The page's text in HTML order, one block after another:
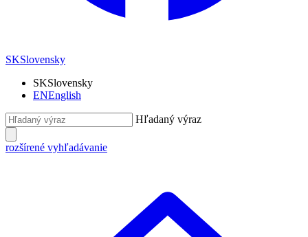
SKSlovensky
SKSlovensky
ENEnglish
Hľadaný výraz
rozšírené vyhľadávanie